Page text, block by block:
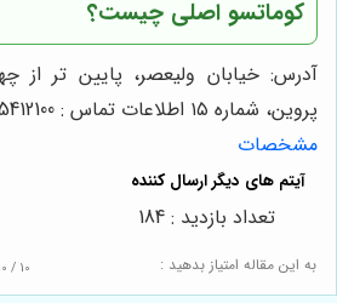
کوماتسو اصلی چیست؟
آدرس: خيابان وليعصر، پايين تر از
پروين، شماره ١٥ اطلاعات تماس : 55412100 - 021
مشخصات
به این مقاله امتیاز بدهید : / 10
تعداد بازدید : 184